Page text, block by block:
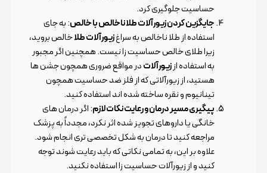
حساسیت جلوگیری کرد.
جایگزین کردن زیورآلات طلا ناخالص با خالص: به جای
استفاده از طلا ناخالص به سراغزیورآلات طلاخالص بروید،
زیرا طلای خالص حساسیت زا نیست. همچنین اگر مجبور
به استفاده اززیورآلاتدر مواقع ضروری همچون جشن ها
هستید، از زیورآلاتی که از فلز ضد حساسیت همچون
تینانیوم و نقره ساخته شده اند استفاده کنید.
پیگیری مسیر درمان و رعایت نکات لازم: اگر درمان های
خانگی یا داروهای تجویز شده اثر نکرد، مجدداً به پزشک
مراجعه کنید تا درمان به شکل تخصصی تری انجام شود.
علاوه بر این، به تمامی نکاتی که باید رعایت شوند توجه
کنید و از زیورآلات حساسیت زا استفاده نکنید.